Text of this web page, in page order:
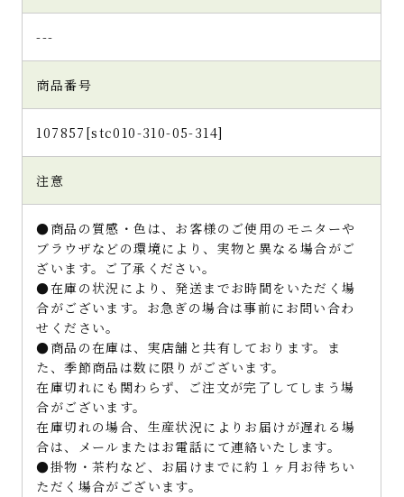
---
商品番号
107857[stc010-310-05-314]
注意
●商品の質感・色は、お客様のご使用のモニターや
ブラウザなどの環境により、実物と異なる場合がご
ざいます。ご了承ください。
●在庫の状況により、発送までお時間をいただく場
合がございます。お急ぎの場合は事前にお問い合わ
せください。
●商品の在庫は、実店舗と共有しております。ま
た、季節商品は数に限りがございます。
在庫切れにも関わらず、ご注文が完了してしまう場
合がございます。
在庫切れの場合、生産状況によりお届けが遅れる場
合は、メールまたはお電話にて連絡いたします。
●掛物・茶杓など、お届けまでに約１ヶ月お待ちい
ただく場合がございます。